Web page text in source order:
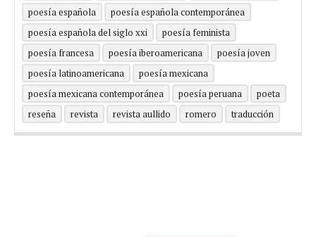
poesía española
poesía española contemporánea
poesía española del siglo xxi
poesía feminista
poesía francesa
poesía iberoamericana
poesía joven
poesía latinoamericana
poesía mexicana
poesía mexicana contemporánea
poesía peruana
poeta
reseña
revista revista aullido romero traducción